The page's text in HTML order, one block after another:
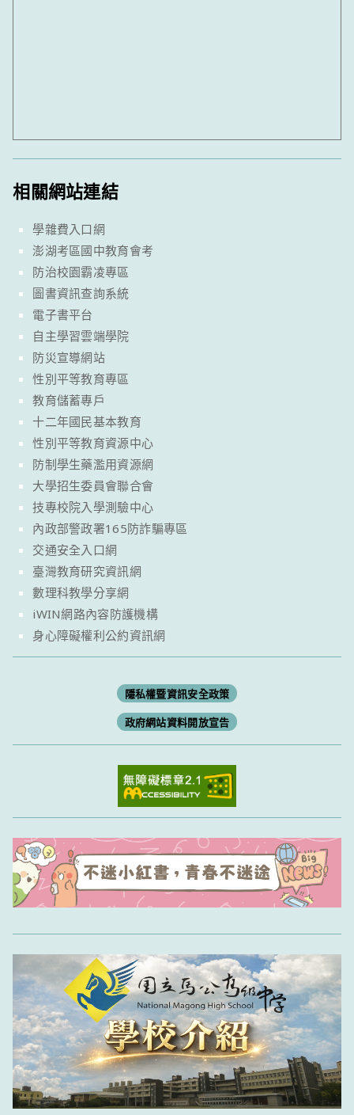
相關網站連結
學雜費入口網
澎湖考區國中教育會考
防治校園霸凌專區
圖書資訊查詢系統
電子書平台
自主學習雲端學院
防災宣導網站
性別平等教育專區
教育儲蓄專戶
十二年國民基本教育
性別平等教育資源中心
防制學生藥濫用資源網
大學招生委員會聯合會
技專校院入學測驗中心
內政部警政署165防詐騙專區
交通安全入口網
臺灣教育研究資訊網
數理科教學分享網
iWIN網路內容防護機構
身心障礙權利公約資訊網
隱私權暨資訊安全政策
政府網站資料開放宣告